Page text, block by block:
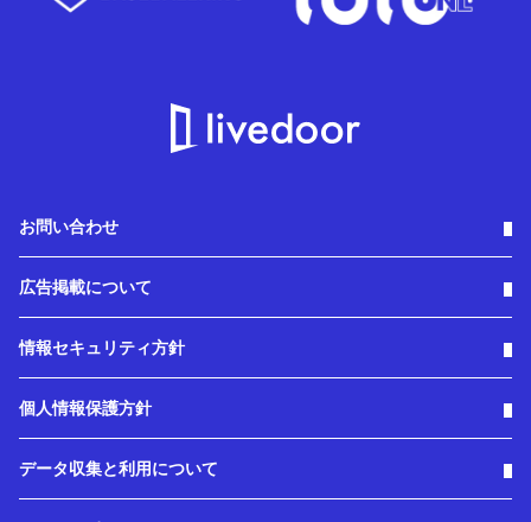
お問い合わせ
広告掲載について
情報セキュリティ方針
個人情報保護方針
データ収集と利用について